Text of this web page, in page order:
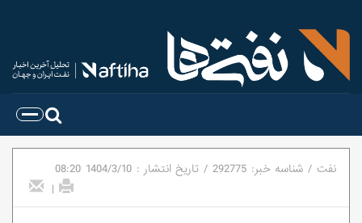
نفت / شناسه خبر: 292775
/ تاریخ انتشار : 1404/3/10
08:20
|